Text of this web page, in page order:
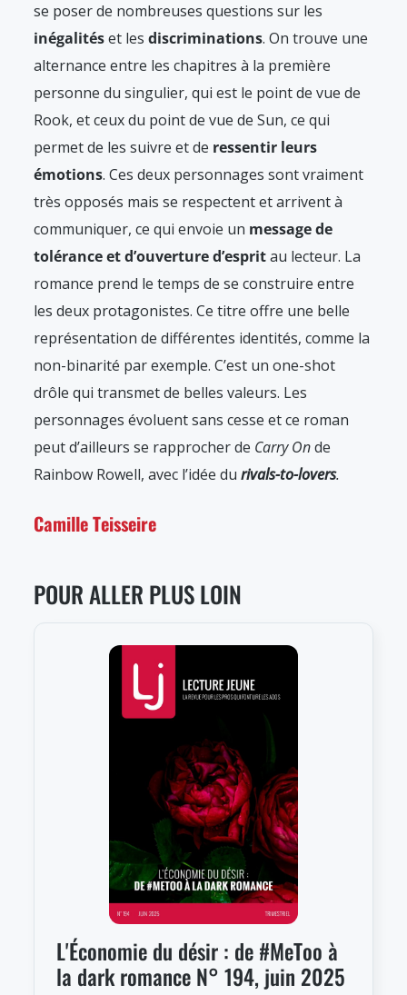
se poser de nombreuses questions sur les
inégalitéset les discriminations. On trouve une
alternance entre les chapitres à la première
personne du singulier, qui est le point de vue de
Rook, et ceux du point de vue de Sun, ce qui
permet de les suivre et de ressentir leurs
émotions. Ces deux personnages sont vraiment
très opposés mais se respectent et arrivent à
communiquer, ce qui envoie un message de
tolérance et d’ouverture d’espritau lecteur. La
romance prend le temps de se construire entre
les deux protagonistes. Ce titre offre une belle
représentation de différentes identités, comme la
non-binarité par exemple. C’est un one-shot
drôle qui transmet de belles valeurs. Les
personnages évoluent sans cesse et ce roman
peut d’ailleurs se rapprocher de Carry Onde
Rainbow Rowell, avec l’idée du rivals-to-lovers.
Camille Teisseire
POUR ALLER PLUS LOIN
L'Économie du désir : de #MeToo à
la dark romance N° 194, juin 2025